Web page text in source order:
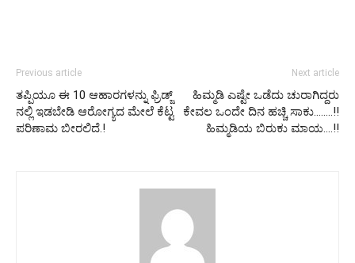
Previous article
ತಪ್ಪಿಯೂ ಈ 10 ಆಹಾರಗಳನ್ನು ಫ್ರಿಡ್ಜ್
ನಲ್ಲಿ ಇಡಬೇಡಿ ಆರೋಗ್ಯದ ಮೇಲೆ ಕೆಟ್ಟ
ಪರಿಣಾಮ ಬೀರಲಿದೆ.!
Next article
ಹಿಮ್ಮಡಿ ಎಷ್ಟೇ ಒಡೆದು ಚುರಾಗಿದ್ದರು
ಕೇವಲ ಒಂದೇ ದಿನ ಹಚ್ಚಿ ಸಾಕು……..!!
ಹಿಮ್ಮಡಿಯ ಬಿರುಕು ಮಾಯ….!!